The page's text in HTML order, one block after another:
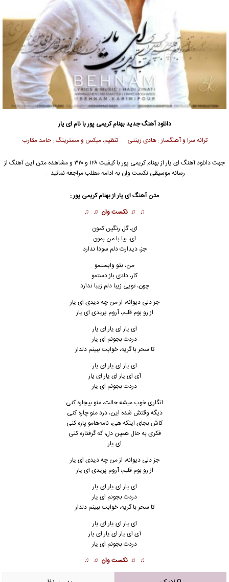
دانلود آهنگ جدیدبهنام کریمی پور با نام ای یار
ترانه سرا و آهنگساز : هادی زینتی تنظیم، میکس و مسترینگ : حامد مقارب
جهت دانلود آهنگ ای یار از بهنام کریمی پور با کیفیت ۱۲۸ و ۳۲۰ و مشاهده متن این آهنگ از
رسانه موسیقی نکست وان به ادامه مطلب مراجعه نمائید …
متن آهنگ ای یار از بهنام کریمی پور :
♫ ♫ نکست وان ♫ ♫
ای، گل رنگین کمون
ای، بیا با من‌ بمون
جز، دیدارت دلم سودا ندارد
من، بتو وابستمو
کار، دادی باز دستمو
چون، تویی زیبا دلم زیبا ندارد
جز دلی دیوانه، از من چه دیدی ای یار
از رو بوم قلبم، آروم پریدی ای یار
ای یار ای یار ای یار
دردت بجونم ای یار
تا سحر با گریه، خوابت ببینم دلدار
ای یار ای یار ای یار
آی ای یار ای یار ای یار
دردت بجونم ای یار
انگاری خوب میشه حالت، منو بیچاره کنی
دیگه وقتش شده این، درد منو چاره کنی
کاش بجای اینکه هی، نامه‌هامو پاره کنی
فکری به حال همین دل، که گرفتاره کنی
ای یار
جز دلی دیوانه، از من چه دیدی ای یار
از رو بوم قلبم، آروم پریدی ای یار
ای یار ای یار ای یار
دردت بجونم ای یار
تا سحر با گریه، خوابت ببینم دلدار
ای یار ای یار ای یار
آی ای یار ای یار ای یار
دردت بجونم ای یار
♫ ♫ نکست وان ♫ ♫